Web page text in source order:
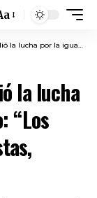
Resizer
“Los argentinos somos machistas, siempre”
la lucha
“Los